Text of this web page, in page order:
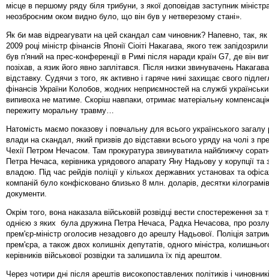
місце в першому ряду біля трибуни, з якої доповідав заступник
неозброєним оком видно було, що він був у нетверезому стані».
Як би мав відреагувати на цей скандал сам чиновник? Напевно, так,
2009 році міністр фінансів Японії Сіоіті Накагава, якого теж
був п'яний на прес-конференції в Римі після наради країн G7, де він
позіхав, а язик його явно заплітався. Після низки звинувачень
відставку. Судячи з того, як активно і гаряче нині захищає свого
фінансів України Колобов, жодних неприємностей на службі
випивоха не матиме. Скоріш навпаки, отримає матеріальну
пережиту моральну травму…
Натомість маємо показову і повчальну для всього українського загалу
влади на скандал, який призвів до відставки всього уряду на чолі з
Чехії Петром Нечасом. Там прокуратура звинуватила найближчу
Петра Нечаса, керівника урядового апарату Яну Надьову у корупції та
владою. Під час рейдів поліції у кількох державних установах та
компаній було конфісковано близько 8 млн. доларів, десятки
документи.
Окрім того, вона наказала військовій розвідці вести спостереження
однією з яких була дружина Петра Нечаса, Радка Нечасова, про
прем'єр-міністр оголосив незадовго до арешту Надьової. Поліція
прем'єра, а також двох колишніх депутатів, одного міністра,
керівників військової розвідки та залишила їх під арештом.
Через чотири дні після арештів високопоставлених політиків і